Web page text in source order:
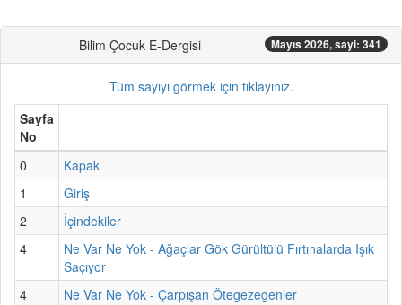
Bilim Çocuk E-Dergisi Mayıs 2026, sayi: 341
Tüm sayıyı görmek için tıklayınız.
Sayfa
No
0
Kapak
1
Giriş
2
İçindekiler
4
Ne Var Ne Yok - Ağaçlar Gök Gürültülü Fırtınalarda Işık
Saçıyor
4
Ne Var Ne Yok - Çarpışan Ötegezegenler